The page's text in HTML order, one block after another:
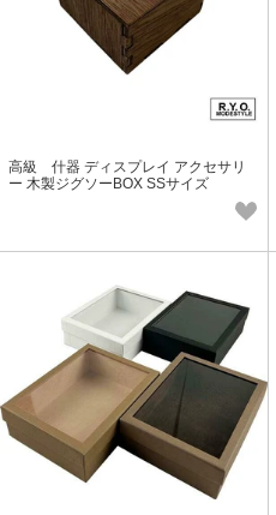
高級 什器 ディスプレイ アクセサリ
ー 木製ジグソーBOX SSサイズ